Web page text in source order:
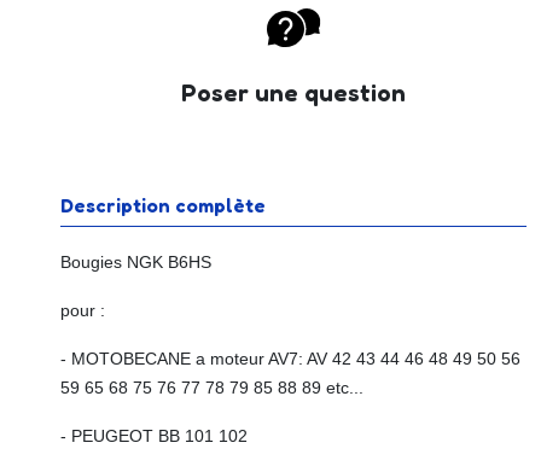
Poser une question
Description complète
Bougies NGK B6HS
pour :
- MOTOBECANE a moteur AV7: AV 42 43 44 46 48 49 50 56
59 65 68 75 76 77 78 79 85 88 89 etc...
- PEUGEOT BB 101 102